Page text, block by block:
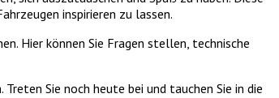
inspirieren zu lassen.
Hier können Sie Fragen stellen, technische
Sie noch heute bei und tauchen Sie in die